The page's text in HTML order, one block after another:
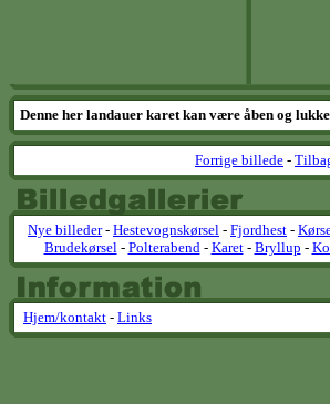
Denne her landauer karet kan være åben og
Forrige billede -
Nye billeder- Hestevognskørsel - Fjordhest -
Brudekørsel- Polterabend- Karet- Bryllup -
Hjem/kontakt - Links